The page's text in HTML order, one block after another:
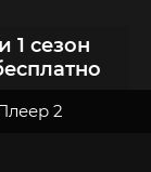
1 сезон
2